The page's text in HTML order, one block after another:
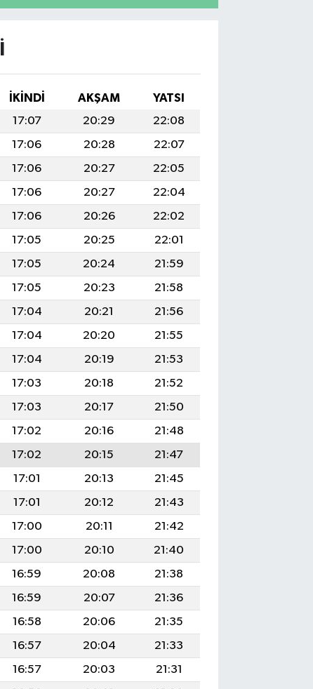
İKINDI AKŞAM
YATSI
17:07 20:29
22:08
17:06 20:28
22:07
17:06 20:27
22:05
17:06 20:27
22:04
17:06 20:26
22:02
17:05 20:25
22:01
17:05 20:24
21:59
17:05 20:23
21:58
17:04 20:21
21:56
17:04 20:20
21:55
17:04 20:19
21:53
17:03 20:18
21:52
17:03 20:17
21:50
17:02 20:16
21:48
17:02 20:15
21:47
17:01 20:13
21:45
17:01 20:12
21:43
17:00 20:11
21:42
17:00 20:10
21:40
16:59 20:08
21:38
16:59 20:07
21:36
16:58 20:06
21:35
16:57 20:04
21:33
16:57 20:03
21:31